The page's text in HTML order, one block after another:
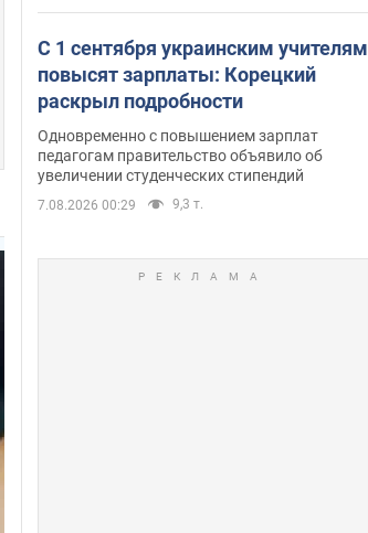
С 1 сентября украинским учителям
повысят зарплаты: Корецкий
раскрыл подробности
Одновременно с повышением зарплат
педагогам правительство объявило об
увеличении студенческих стипендий
7.08.2026 00:29 9,3 т.